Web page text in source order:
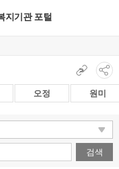
지기관 포털
>현
재
페
주
소
소
셜
트
공
오정 원미
검색